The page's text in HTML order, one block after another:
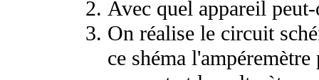
Avec quel appareil
On réalise le circuit
ce shéma